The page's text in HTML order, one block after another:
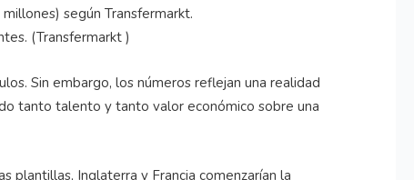
según Transfermarkt.
(Transfermarkt )
Sin embargo, los números reflejan una realidad
tanto talento y tanto valor económico sobre una
plantillas, Inglaterra y Francia comenzarían la